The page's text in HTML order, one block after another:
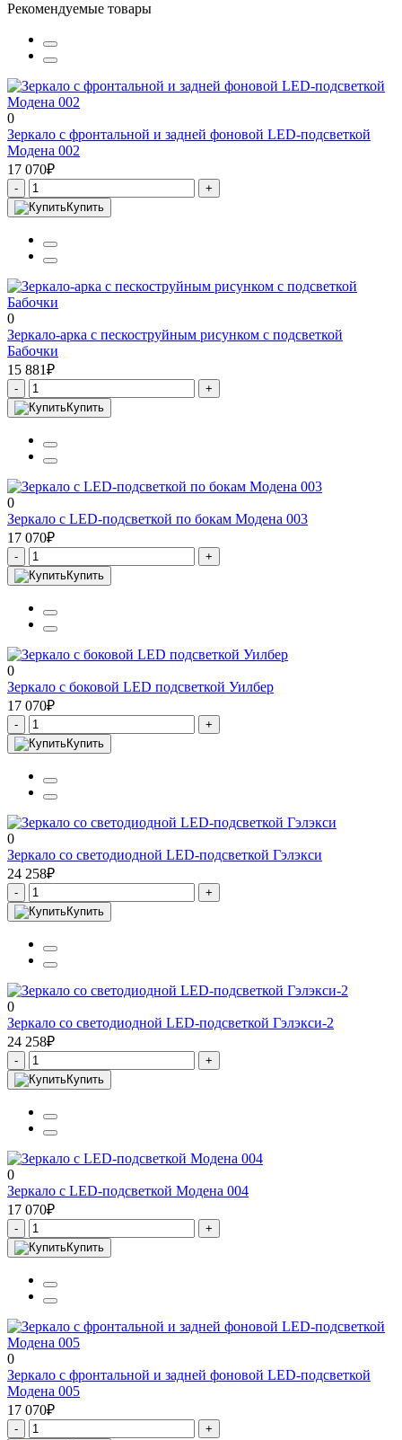
Рекомендуемые товары
0
Зеркало с фронтальной и задней фоновой LED-подсветкой
Модена 002
17 070₽
-
+
Купить
0
Зеркало-арка с пескоструйным рисунком с подсветкой
Бабочки
15 881₽
-
+
Купить
0
Зеркало с LED-подсветкой по бокам Модена 003
17 070₽
-
+
Купить
0
Зеркало с боковой LED подсветкой Уилбер
17 070₽
-
+
Купить
0
Зеркало со светодиодной LED-подсветкой Гэлэкси
24 258₽
-
+
Купить
0
Зеркало со светодиодной LED-подсветкой Гэлэкси-2
24 258₽
-
+
Купить
0
Зеркало с LED-подсветкой Модена 004
17 070₽
-
+
Купить
0
Зеркало с фронтальной и задней фоновой LED-подсветкой
Модена 005
17 070₽
-
+